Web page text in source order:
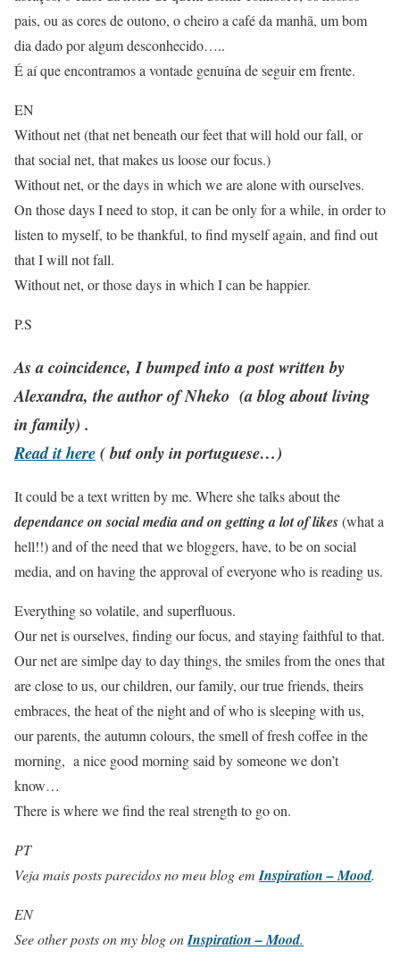
pais, ou as cores de outono, o cheiro a café da manhã, um bom
dia dado por algum desconhecido…..
É aí que encontramos a vontade genuína de seguir em frente.
EN
Without net (that net beneath our feet that will hold our fall, or
that social net, that makes us loose our focus.)
Without net, or the days in which we are alone with ourselves.
On those days I need to stop, it can be only for a while, in order to
listen to myself, to be thankful, to find myself again, and find out
that I will not fall.
Without net, or those days in which I can be happier.
P.S
As a coincidence, I bumped into a post written by
Alexandra, the author of Nheko (a blog about living
in family) .
Read it here( but only in portuguese…)
It could be a text written by me. Where she talks about the
dependance on social media and on getting a lot of likes(what a
hell!!) and of the need that we bloggers, have, to be on social
media, and on having the approval of everyone who is reading us.
Everything so volatile, and superfluous.
Our net is ourselves, finding our focus, and staying faithful to that.
Our net are simlpe day to day things, the smiles from the ones that
are close to us, our children, our family, our true friends, theirs
embraces, the heat of the night and of who is sleeping with us,
our parents, the autumn colours, the smell of fresh coffee in the
morning, a nice good morning said by someone we don’t
know…
There is where we find the real strength to go on.
PT
Veja mais posts parecidos no meu blog em Inspiration – Mood.
EN
See other posts on my blog onInspiration – Mood.